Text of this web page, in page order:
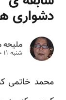
دشواری
شنبه ۱۱ خرداد ۱۳۹۲
محمد خاتمی